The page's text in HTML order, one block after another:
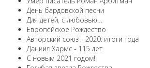
День бардовской песни
Для детей, с любовью…
Европейскоe Рождество
Авторский союз - 2020: итоги года
Даниил Хармс - 115 лет
С новым 2021 годом!